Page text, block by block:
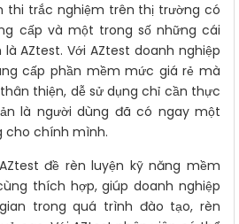
thi trắc nghiệm trên thị trường có
cấp và một trong số những cái
làAZtest. Với AZtest doanh nghiệp
cấp phần mềm mức giá rẻ mà
thiện, dễ sử dụng chỉ cần thực
là người dùng đã có ngay một
cho chính mình.
đề rèn luyện kỹ năng mềm
thích hợp, giúp doanh nghiệp
trong quá trình đào tạo, rèn